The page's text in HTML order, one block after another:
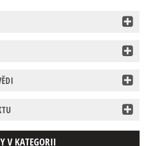
V KATEGORII